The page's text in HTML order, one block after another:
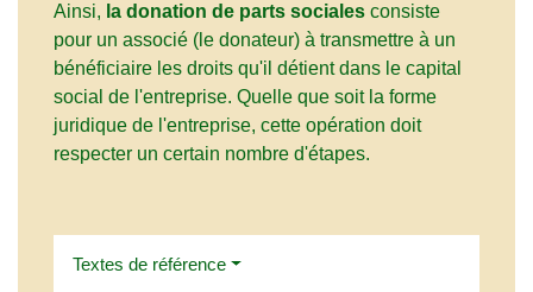
Ainsi, la donation de parts sociales consiste
pour un associé (le donateur) à transmettre à un
bénéficiaire les droits qu'il détient dans le capital
social de l'entreprise. Quelle que soit la forme
juridique de l'entreprise, cette opération doit
respecter un certain nombre d'étapes.
Textes de référence